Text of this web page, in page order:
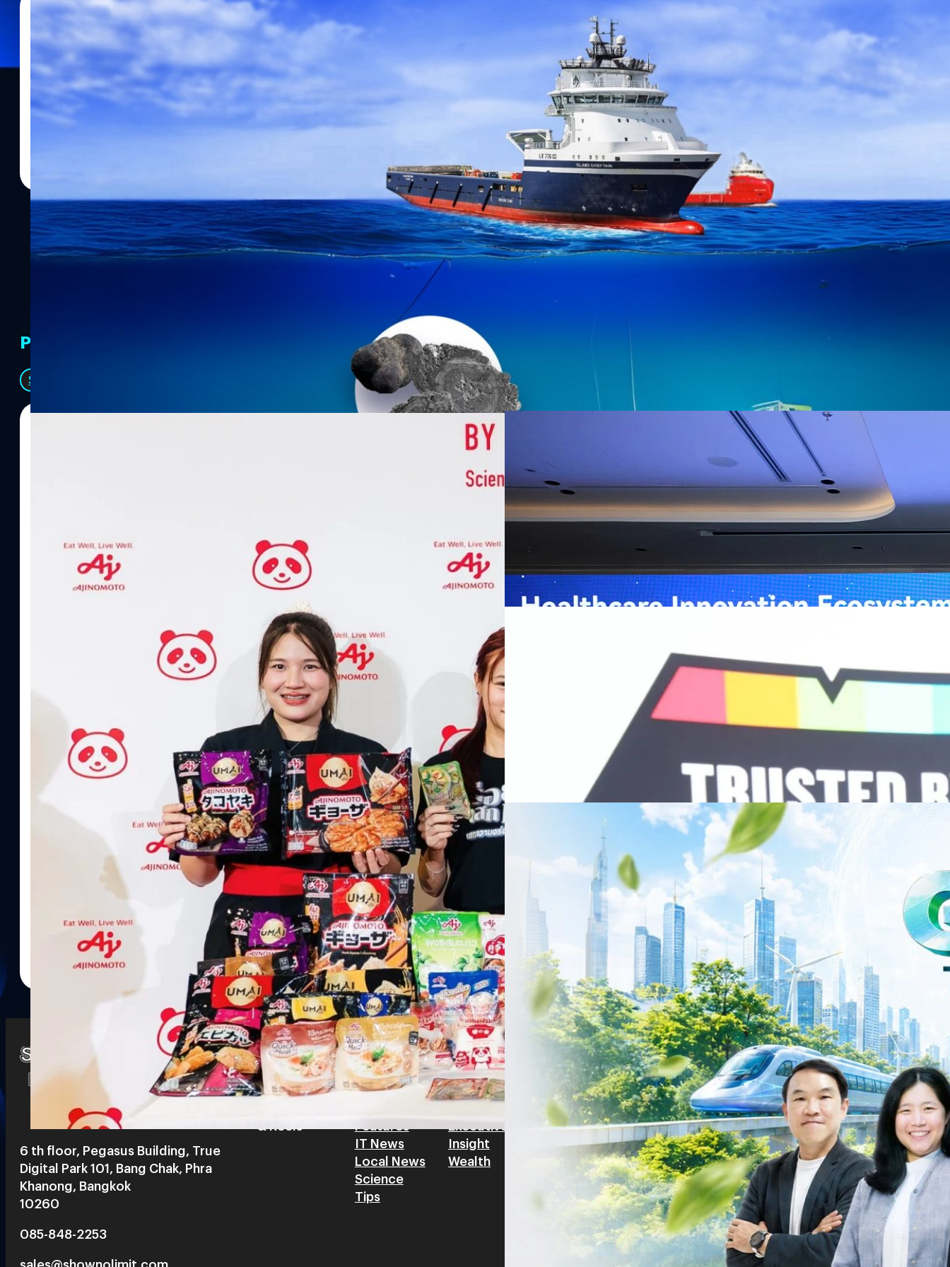
04/04/2025
ศุภสิน ธนะฤทธิ์สุวรรณ | 490 days ago
Read More
‘Subsea Collector’ เครื่องมือขุดเหมืองใต้สมุทร หลังข่าวลือสหรัฐฯ กำลังจะ
อนุญาตให้ขุดแร่ใต้น้ำได้ !
ประกอบหลักของแบตเตอรีรถยนต์ไฟฟ้า, กังหันลม, แผงโซลาร์เซลล์ และเทคโนโลยีพลังงานสะอาดอื่น ๆ ที่
PR Partners
See All
บริษัท อายิโนะโมะโต๊ะ (ประเทศไทย) จำกัด จัดงาน The Heartbeat by “AminoScience” ร่วมเปิดเผย
แนวคิดการดำเนินธุรกิจและการพัฒนาผลิตภัณฑ์ที่ขับเคลื่อนด้วยเทคโนโลยีทางอาหาร และข้อมูลพฤติกรรม
ผู้บริโภค ท่ามกลางการเติบโตของตลาด Health & Wellness ในประเทศไทย ซึ่งมีมูลค่ามากกว่า 1.5 ล้านล้าน
บาท หรือคิดเป็นสัดส่วนราว 8% ของผลิตภัณฑ์มวลรวมในประเทศ (GDP) กลุ่มธุรกิจเทคโนโลยีและองค์
ความรู้หลักรูปแบบผลิตภัณฑ์ / โซลูชันกลุ่มเป้าหมายหลักNutrition & Well-beingAminoScience (การใช้
ประโยชน์จากกรดอะมิโน)aminoVITAL, AminoNITE,
หัวเว่ยเดินหน้าปฏิวัติวงการสาธารณสุขไทยด้วย AI เปิดตัว 4 นวัตกรรมเปลี่ยน
เกมเร่งเครื่อง AI เพื่อการแพทย์ในประเทศไทย
กรุงเทพฯ, 7 สิงหาคม 2569 — หัวเว่ย จัดงาน “Huawei AI+ Healthcare Summit” ภายใต้งาน Huawei
Thailand Digital & AI Summit 2026 รวมผู้นำด้านนโยบายสาธารณสุข ผู้บริหารโรงพยาบาลชั้นนำ และ
พันธมิตรด้านเทคโนโลยีจากไทยและจีน ร่วมขับเคลื่อนอนาคตของระบบสาธารณสุขไทยด้วยนวัตกรรมและ
ปัญญาประดิษฐ์ (AI) พร้อมประกาศความร่วมมือครั้งสำคัญเพื่อยกระดับ Healthcare Ecosystem ของ
ประเทศอย่างเป็นทางการ นายปีเตอร์ จาง ประธานกลุ่มธุรกิจการศึกษาและสาธารณสุขต่างประเทศ บริษัท หัว
เว่ย เทคโนโลยี่ จำกัด ได้กล่าวถึงความมุ่งมั่นของหัวเว่ยในการสนับสนุนการเปลี่ยนผ่านสู่ยุคดิจิทัลของระบบ
สาธารณสุขไทย และบทบาทของเทคโนโลยี AI ในการยกระดับคุณภาพการให้บริการทางการแพทย์ให้เข้าถึง
ประชาชนได้อย่างทั่วถึงมากขึ้น ภายใต้แนวคิด “AI for Health, Health for All” “วันนี้ปัญญาประดิษฐ์กำลังเข้า
มาเปลี่ยนแปลงอุตสาหกรรมสาธารณสุขอย่างรวดเร็ว หัวเว่ยมีประสบการณ์ตรงจากการพัฒนาแพลตฟอร์ม
หลายแห่งในจีน เราเชื่อมั่นว่าความร่วมมือระหว่างหัวเว่ยกับพันธมิตรไทยในวันนี้จะช่วยผลักดันวิสัยทัศน์…
Read More
Recurring Revenue เร่งเครื่อง New Growth Engine พร้อมจ่ายปันผล 0.10
บริษัท ซินเน็ค (ประเทศไทย) จำกัด (มหาชน) หรือ SYNNEX โชว์ผลการดำเนินงานแข็งแกร่ง กำไรสุทธิ
ไตรมาส 2 และงวด 6 เดือนแรกของปี 2569 เติบโต 17.8% และ 17.7% จากช่วงเดียวกันของปีก่อน สูงกว่าการ
เติบโตของรายได้อย่างมีนัยสำคัญ พร้อมประกาศจ่ายเงินปันผลระหว่างกาล 0.10 บาทต่อหุ้น โดยกำหนดวันที่
ไม่ได้รับสิทธิปันผล (XD) วันที่ 19 สิงหาคม 2569 และกำหนดจ่ายเงินปันผลวันที่ 2 กันยายน 2569 นางสาวสุ
ธิดา มงคลสุธี ประธานเจ้าหน้าที่บริหาร บริษัท ซินเน็ค (ประเทศไทย) จำกัด (มหาชน) เปิดเผยว่า ในช่วงครึ่งปี
แรกบริษัทเดินหน้าขับเคลื่อน Business Transformation อย่างต่อเนื่อง ผ่านการยกระดับจากผู้จัดจำหน่าย
สินค้าไอที สู่การเป็น Digital Infrastructure Platform เพื่อรองรับการเติบโตของเศรษฐกิจ AI โดยมุ่งเพิ่ม
สัดส่วนธุรกิจที่มีมูลค่าเพิ่ม ควบคู่กับการขยายเครือข่ายพันธมิตรเทคโนโลยีระดับโลก…
| 1 days ago
ครบรอบ 6 ปี สำนักข่าว TODAY เปิดเวทีใหญ่ SUSTAIN CITY: THE GREEN
TRANSITION ถกแนวทางปรับตัวสู่เศรษฐกิจสีเขียวอย่างยั่งยืน
เนื่องในโอกาสครบรอบ 6 ปี สำนักข่าว TODAY จัดงาน SUSTAIN CITY: THE GREEN TRANSITION เวทีแลก
เปลี่ยนมุมมองเกี่ยวกับการเปลี่ยนผ่านสู่เศรษฐกิจและสังคมสีเขียว พร้อมนำเสนอแนวทางที่สามารถนำไป
ประยุกต์ใช้ได้จริง จากผู้แทนภาครัฐ ภาคธุรกิจ และผู้เชี่ยวชาญในหลากหลายสาขา ผ่านประเด็นสำคัญว่า
ประเทศไทยควรปรับตัวอย่างไร ? เพื่อเดินหน้าสู่ความยั่งยืนและบรรลุเป้าหมาย Net Zero อย่างเป็นรูปธรรม
ทั้งในมิติของภาครัฐ ภาคธุรกิจ การเงิน และพลังงาน Green Transitioning: Shifting Systemพลิกโครงสร้าง
เศรษฐกิจ ปรับห่วงโซ่คุณค่า และเชื่อมโยงนโยบายกับเทคโนโลยี เพื่อขับเคลื่อนประเทศไทยสู่เศรษฐกิจสีเขียว
โดย ศาสตราจารย์ ดร. ยศชนัน วงศ์สวัสดิ์รองนายกรัฐมนตรีและรัฐมนตรีว่าการกระทรวงการอุดมศึกษา
วิทยาศาสตร์ วิจัยและนวัตกรรม Green Transitioning: Decarbonize Unlockร่วมสำรวจแนวทางที่ภาคธุรกิจ
สามารถนำ Green Tech มาใช้เพื่อลดการปล่อยคาร์บอน และเดินหน้าสู่เป้าหมาย Net Zero พบกับ คุณปัณ
วรรธน์ นิลกิจศรานนท์ รองประธานกรรมการบริหาร ฝ่ายวิศวกรรมโครงสร้างบริษัท…
รัตนาภรณ์ ศรีนวลจันทร์ | 2 days ago
Read More
6 th floor, Pegasus Building, True
Digital Park 101, Bang Chak, Phra
Khanong, Bangkok
10260
085-848-2253
Watch
& Reels
Tech
Features
IT News
Local News
Science
Tips
Biz
Corporate
Executive
Insight
Wealth
Game
Articles
Game News
Reviews
Life
Environment
Health
People
Trends
Wellness
SOCIAL MEDIA
Instagram
Facebook